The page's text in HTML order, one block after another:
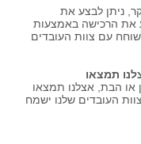
ניתן לבצע את
את הרכישה באמצעות
עם צוות העובדים
תמצאו
או הבת, אצלנו תמצאו
העובדים שלנו ישמח